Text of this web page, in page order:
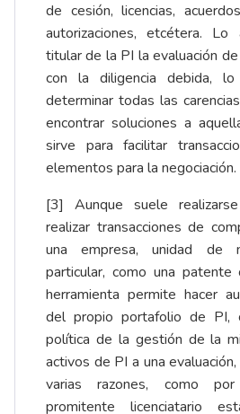
de cesión, licencias,
autorizaciones, etcétera.
titular de la PI la evaluación
con la diligencia debida,
determinar todas las
encontrar soluciones a
sirve para facilitar
elementos para la negociación.
[3] Aunque suele
realizar transacciones de
una empresa, unidad de
particular, como una patente
herramienta permite hacer
del propio portafolio de PI,
política de la gestión de la
activos de PI a una
varias razones, como
promitente licenciatario